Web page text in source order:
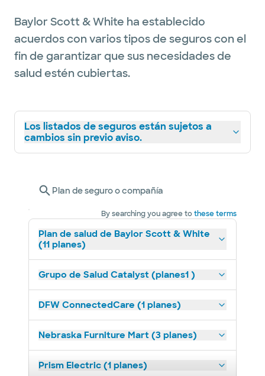
Baylor Scott & White ha establecido
acuerdos con varios tipos de seguros con el
fin de garantizar que sus necesidades de
salud estén cubiertas.
Los listados de seguros están sujetos a
cambios sin previo aviso.
Plan de seguro o compañía
By searching you agree tothese terms
Plan de salud de Baylor Scott & White
(11 planes)
Grupo de Salud Catalyst (planes1 )
DFW ConnectedCare (1 planes)
Nebraska Furniture Mart (3 planes)
Prism Electric (1 planes)